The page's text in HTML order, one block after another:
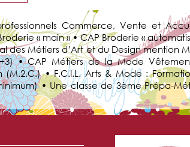
Commerce, Vente et
« main » • CAP Broderie «
Métiers d’Art et du Design mention
• CAP Métiers de la Mode
• F.C.I.L. Arts & Mode :
• Une classe de 3ème Prépa-